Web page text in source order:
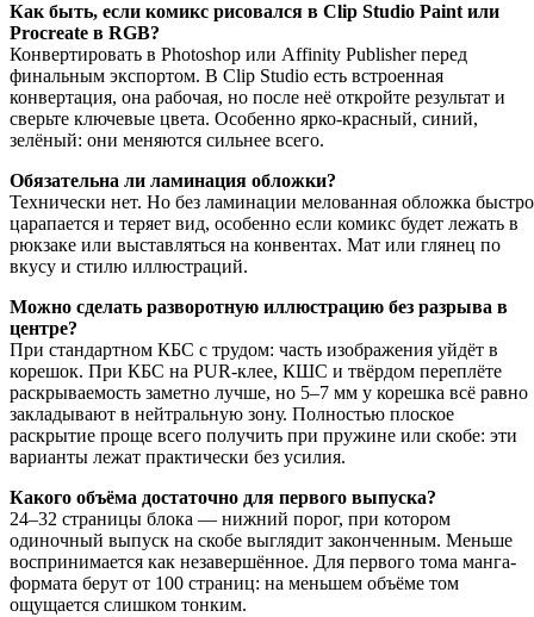
Как быть, если комикс рисовался в Clip Studio Paint или
Procreate в RGB?
Конвертировать в Photoshop или Affinity Publisher перед
финальным экспортом. В Clip Studio есть встроенная
конвертация, она рабочая, но после неё откройте результат и
сверьте ключевые цвета. Особенно ярко-красный, синий,
зелёный: они меняются сильнее всего.
Обязательна ли ламинация обложки?
Технически нет. Но без ламинации мелованная обложка быстро
царапается и теряет вид, особенно если комикс будет лежать в
рюкзаке или выставляться на конвентах. Мат или глянец по
вкусу и стилю иллюстраций.
Можно сделать разворотную иллюстрацию без разрыва в
центре?
При стандартном КБС с трудом: часть изображения уйдёт в
корешок. При КБС на PUR-клее, КШС и твёрдом переплёте
раскрываемость заметно лучше, но 5–7 мм у корешка всё равно
закладывают в нейтральную зону. Полностью плоское
раскрытие проще всего получить при пружине или скобе: эти
варианты лежат практически без усилия.
Какого объёма достаточно для первого выпуска?
24–32 страницы блока — нижний порог, при котором
одиночный выпуск на скобе выглядит законченным. Меньше
воспринимается как незавершённое. Для первого тома манга-
формата берут от 100 страниц: на меньшем объёме том
ощущается слишком тонким.